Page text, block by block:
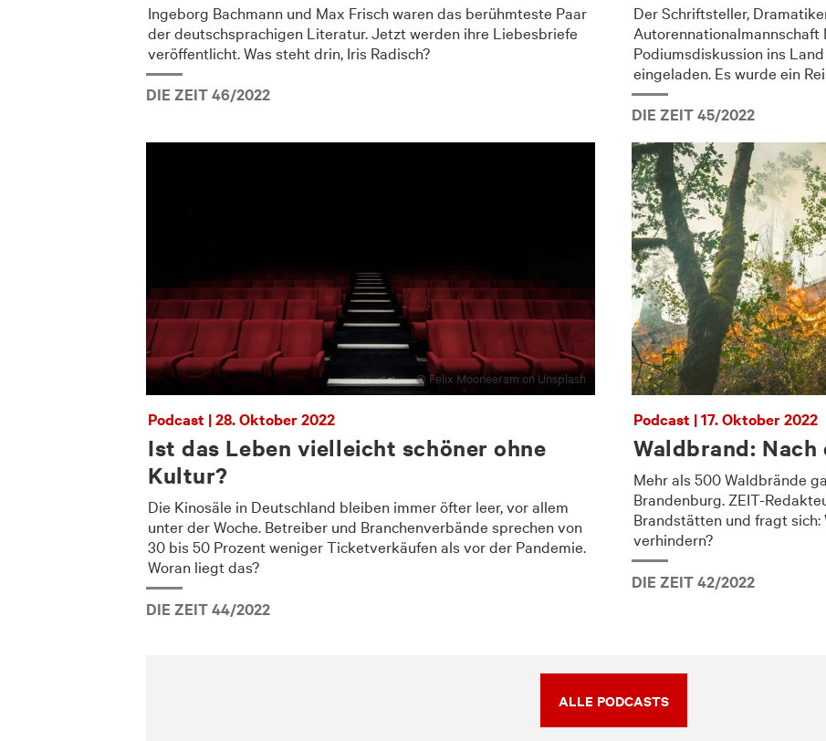
Ingeborg Bachmann und Max Frisch waren das berühmteste Paar
der deutschsprachigen Literatur. Jetzt werden ihre Liebesbriefe
veröffentlicht. Was steht drin, Iris Radisch?
DIE ZEIT 46/2022
Der Schriftsteller,
Autorennationalmannschaft
Podiumsdiskussion ins
eingeladen. Es wurde ein
DIE ZEIT 45/2022
© Felix Mooneeram on Unsplash
Podcast | 28. Oktober 2022
Ist das Leben vielleicht schöner ohne
Kultur?
Die Kinosäle in Deutschland bleiben immer öfter leer, vor allem
unter der Woche. Betreiber und Branchenverbände sprechen von
30 bis 50 Prozent weniger Ticketverkäufen als vor der Pandemie.
Woran liegt das?
DIE ZEIT 44/2022
Podcast | 17. Oktober 2022
Waldbrand: Nach
Mehr als 500 Waldbrände
Brandenburg. ZEIT-
Brandstätten und fragt
verhindern?
DIE ZEIT 42/2022
ALLE PODCASTS